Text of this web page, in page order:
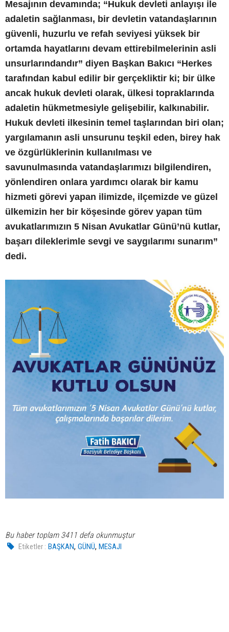
Mesajının devamında; “Hukuk devleti anlayışı ile
adaletin sağlanması, bir devletin vatandaşlarının
güvenli, huzurlu ve refah seviyesi yüksek bir
ortamda hayatlarını devam ettirebilmelerinin asli
unsurlarındandır” diyen Başkan Bakıcı “Herkes
tarafından kabul edilir bir gerçekliktir ki; bir ülke
ancak hukuk devleti olarak, ülkesi topraklarında
adaletin hükmetmesiyle gelişebilir, kalkınabilir.
Hukuk devleti ilkesinin temel taşlarından biri olan;
yargılamanın asli unsurunu teşkil eden, birey hak
ve özgürlüklerinin kullanılması ve
savunulmasında vatandaşlarımızı bilgilendiren,
yönlendiren onlara yardımcı olarak bir kamu
hizmeti görevi yapan ilimizde, ilçemizde ve güzel
ülkemizin her bir köşesinde görev yapan tüm
avukatlarımızın 5 Nisan Avukatlar Günü’nü kutlar,
başarı dileklerimle sevgi ve saygılarımı sunarım”
dedi.
Bu haber toplam 3411 defa okunmuştur
Etiketler : BAŞKAN,GÜNÜ,MESAJI